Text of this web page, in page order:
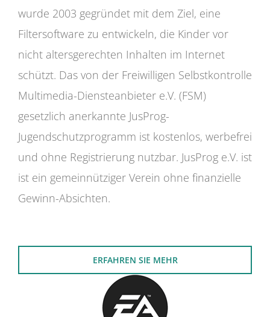
wurde 2003 gegründet mit dem Ziel, eine
Filtersoftware zu entwickeln, die Kinder vor
nicht altersgerechten Inhalten im Internet
schützt. Das von der Freiwilligen Selbstkontrolle
Multimedia-Diensteanbieter e.V. (FSM)
gesetzlich anerkannte JusProg-
Jugendschutzprogramm ist kostenlos, werbefrei
und ohne Registrierung nutzbar. JusProg e.V. ist
ist ein gemeinnütziger Verein ohne finanzielle
Gewinn-Absichten.
ERFAHREN SIE MEHR